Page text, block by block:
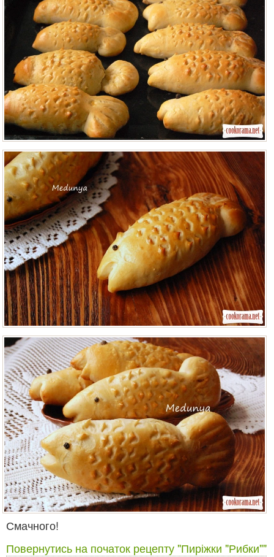
Смачного!
Повернутись на початок рецепту "Пиріжки "Рибки""